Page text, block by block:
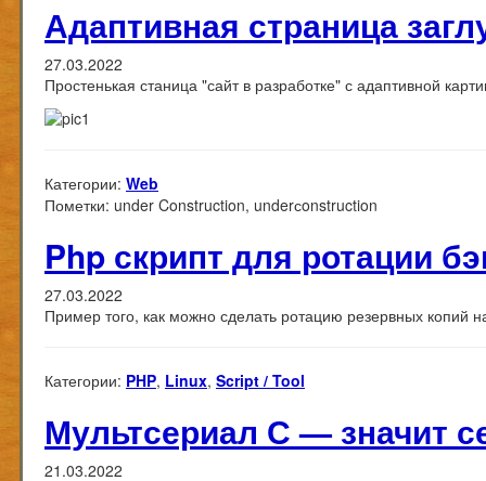
Адаптивная страница
27.03.2022
Простенькая станица "сайт в разработке" с адаптивной
Категории: Web
Пометки: under Construction, underсonstruction
Php скрипт для ротации
27.03.2022
Пример того, как можно сделать ротацию резервных копий
Категории: PHP, Linux, Script / Tool
Мультсериал С — значит
21.03.2022